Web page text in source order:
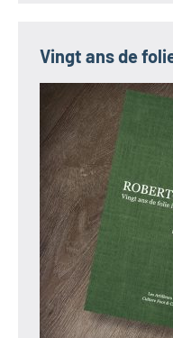
Vingt ans de